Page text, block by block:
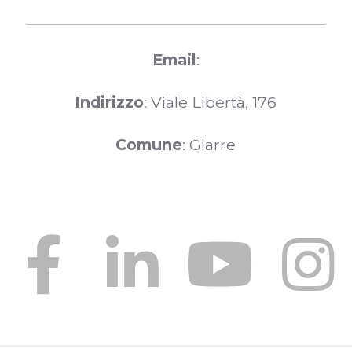
Email:
Indirizzo: Viale Libertà, 176
Comune: Giarre